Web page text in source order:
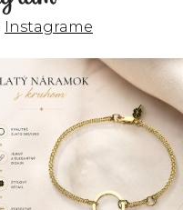
Instagrame